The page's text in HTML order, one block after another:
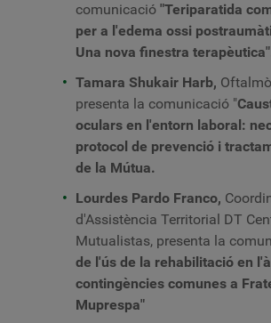
comunicació "Teriparatida
per a l'edema ossi
Una nova finestra
Tamara Shukair Harb,
presenta la comunicació "
oculars en l'entorn laboral:
protocol de prevenció i
de la Mútua.
Lourdes Pardo Franco,
d'Assistència Territorial DT
Mutualistas, presenta la
de l'ús de la rehabilitació en
contingències comunes a
Muprespa"